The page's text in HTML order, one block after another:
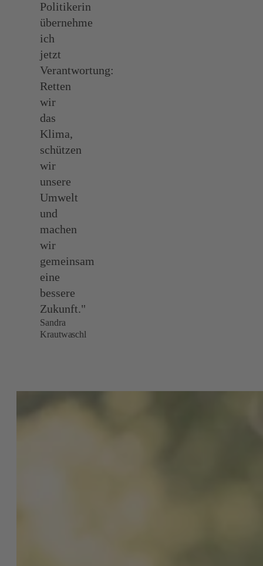
Politikerin
übernehme
ich
jetzt
Verantwortung:
Retten
wir
das
Klima,
schützen
wir
unsere
Umwelt
und
machen
wir
gemeinsam
eine
bessere
Zukunft."
Sandra
Krautwaschl